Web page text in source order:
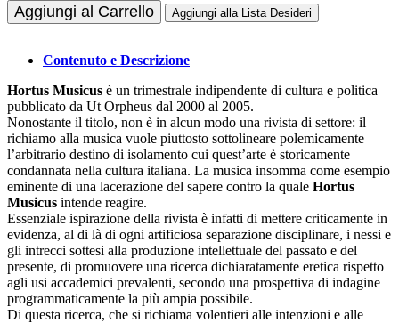
Aggiungi al Carrello Aggiungi alla Lista Desideri
Contenuto e Descrizione
Hortus Musicus è un trimestrale indipendente di cultura e politica
pubblicato da Ut Orpheus dal 2000 al 2005.
Nonostante il titolo, non è in alcun modo una rivista di settore: il
richiamo alla musica vuole piuttosto sottolineare polemicamente
l’arbitrario destino di isolamento cui quest’arte è storicamente
condannata nella cultura italiana. La musica insomma come esempio
eminente di una lacerazione del sapere contro la quale Hortus
Musicus intende reagire.
Essenziale ispirazione della rivista è infatti di mettere criticamente in
evidenza, al di là di ogni artificiosa separazione disciplinare, i nessi e
gli intrecci sottesi alla produzione intellettuale del passato e del
presente, di promuovere una ricerca dichiaratamente eretica rispetto
agli usi accademici prevalenti, secondo una prospettiva di indagine
programmaticamente la più ampia possibile.
Di questa ricerca, che si richiama volentieri alle intenzioni e alle